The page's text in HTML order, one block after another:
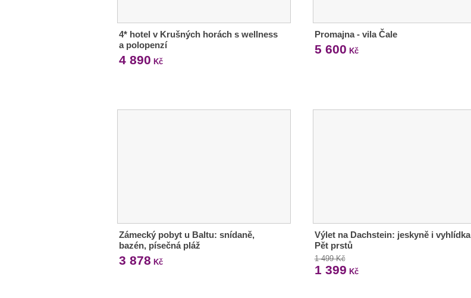
4* hotel v Krušných horách s wellness
a polopenzí
4 890 Kč
Promajna - vila Čale
5 600 Kč
Zámecký pobyt u Baltu: snídaně,
bazén, písečná pláž
3 878 Kč
Výlet na Dachstein: jeskyně i vyhlídka
Pět prstů
1 499 Kč
1 399 Kč